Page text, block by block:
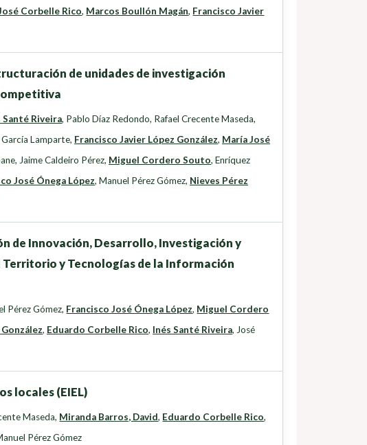
Corbelle Rico, Marcos Boullón Magán, Francisco Javier
de unidades de investigación
Santé Riveira, Pablo Díaz Redondo, Rafael Crecente Maseda,
Lamparte, Francisco Javier López González, María José
, Jaime Caldeiro Pérez, Miguel Cordero Souto, Enríquez
José Ónega López, Manuel Pérez Gómez, Nieves Pérez
de Innovación, Desarrollo, Investigación y
y Tecnologías de la Información
Pérez Gómez, Francisco José Ónega López, Miguel Cordero
, Eduardo Corbelle Rico, Inés Santé Riveira, José
locales (EIEL)
Maseda, Miranda Barros, David, Eduardo Corbelle Rico,
Pérez Gómez